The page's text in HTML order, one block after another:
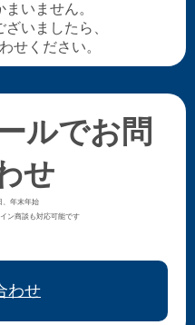
いません。
いましたら、
せください。
ルでお問
せ
、年末年始
ン商談も対応可能です
わせ